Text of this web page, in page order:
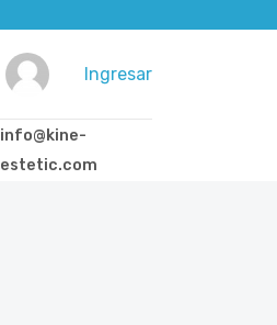
Ingresar
info@kine-
estetic.com